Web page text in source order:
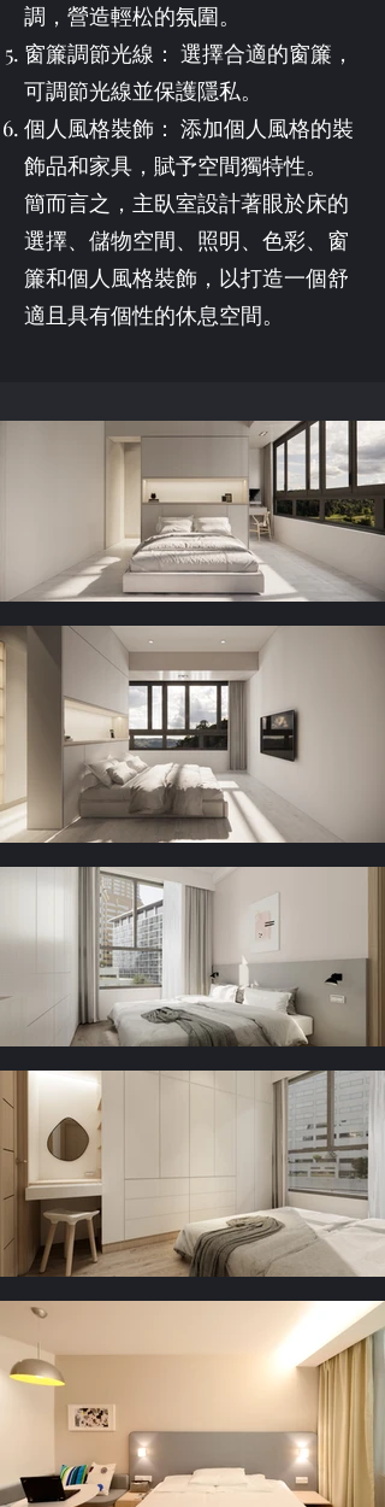
調，營造輕松的氛圍。
窗簾調節光線： 選擇合適的窗簾，
可調節光線並保護隱私。
個人風格裝飾： 添加個人風格的裝
飾品和家具，賦予空間獨特性。
簡而言之，主臥室設計著眼於床的
選擇、儲物空間、照明、色彩、窗
簾和個人風格裝飾，以打造一個舒
適且具有個性的休息空間。